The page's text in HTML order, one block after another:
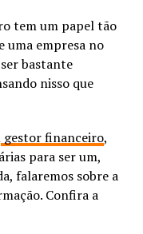
tem um papel tão
uma empresa no
bastante
nisso que
gestor financeiro,
para ser um,
falaremos sobre a
Confira a